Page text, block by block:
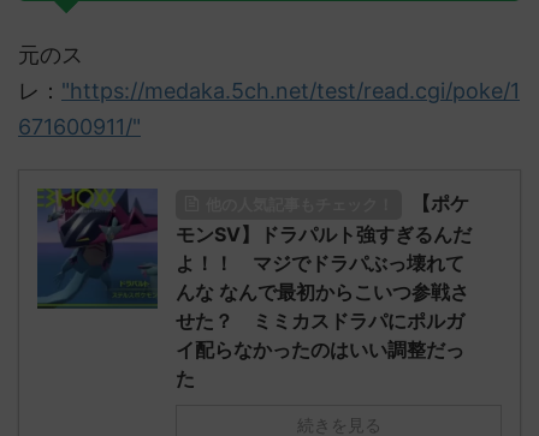
元のス
レ： "https://medaka.5ch.net/test/read.cgi/poke/1
671600911/"
【ポケ
モンSV】ドラパルト強すぎるんだ
よ！！ マジでドラパぶっ壊れて
んな なんで最初からこいつ参戦さ
せた？ ミミカスドラパにポルガ
イ配らなかったのはいい調整だっ
た
続きを見る